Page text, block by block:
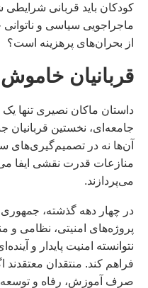
کودکان باید قربانی
ماجراجویی سیاسی و
از بحران‌های پرهزینه است؟
قربانیان
داستان ماکان نصیری تنها
جامعه‌ای، نخستین قربانیان
آن‌ها نه در تصمیم‌گیری‌های
منازعات قدرت نقشی ایفا
می‌پردازند.
در چهار دهه گذشته،
پروژه‌های امنیتی، نظامی و
نتوانسته امنیت پایدار و
فراهم کند. منتقدان
صرف آموزش، رفاه و